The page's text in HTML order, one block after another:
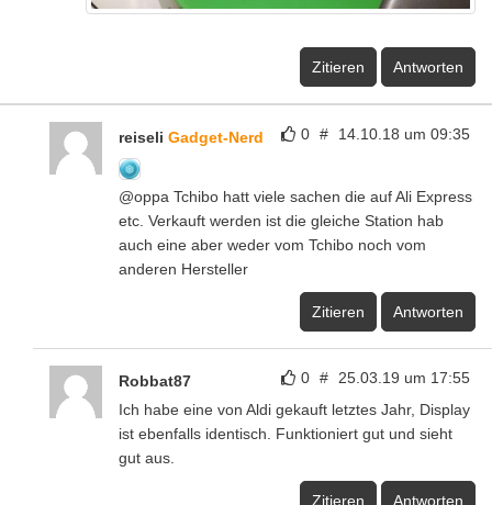
Zitieren Antworten
0 # 14.10.18 um 09:35
reiseli Gadget-Nerd
@oppa Tchibo hatt viele sachen die auf Ali Express
etc. Verkauft werden ist die gleiche Station hab
auch eine aber weder vom Tchibo noch vom
anderen Hersteller
Zitieren Antworten
0 # 25.03.19 um 17:55
Robbat87
Ich habe eine von Aldi gekauft letztes Jahr, Display
ist ebenfalls identisch. Funktioniert gut und sieht
gut aus.
Zitieren Antworten